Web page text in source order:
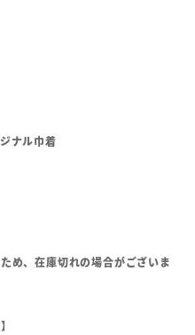
ナル巾着
め、在庫切れの場合がございま